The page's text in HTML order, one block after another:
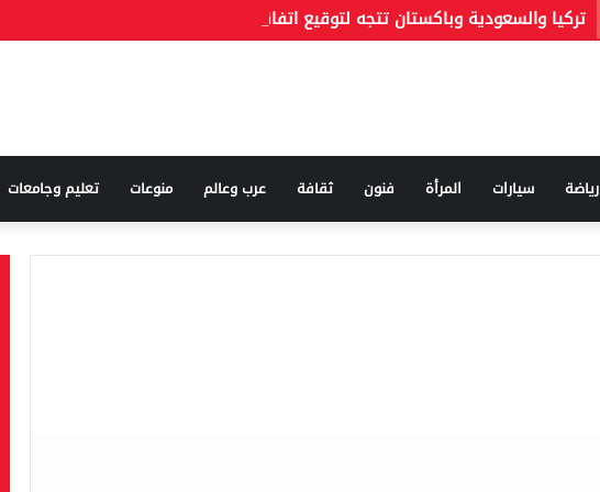
تركيا والسعودية وباكستان تتجه لتوقيع اتفاقية دفاع مشترك اليوم
رياضة سيارات المرأة فنون ثقافة عرب وعالم منوعات تعليم وجامعات